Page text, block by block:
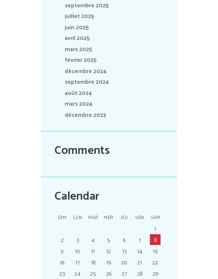
septembre 2025
juillet 2025
juin 2025
avril 2025
mars 2025
février 2025
décembre 2024
septembre 2024
août 2024
mars 2024
décembre 2023
Comments
Calendar
DIM LUN MAR MER JEU VEN SAM
1
2
3 4 5 6 7
8
9
10 11 12 13 14
15
16
17 18 19 20 21
22
23
24 25 26 27 28
29